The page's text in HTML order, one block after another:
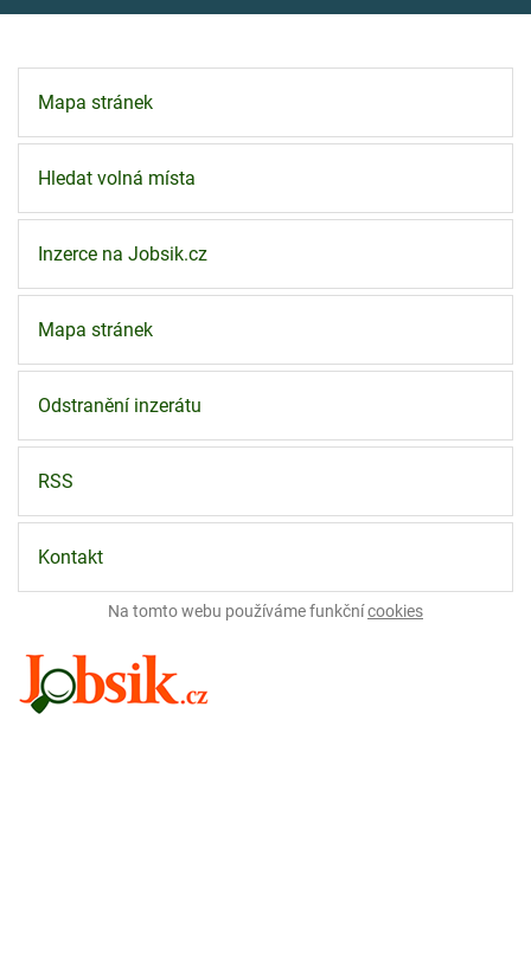
Mapa stránek
Hledat volná místa
Inzerce na Jobsik.cz
Mapa stránek
Odstranění inzerátu
RSS
Kontakt
Na tomto webu používáme funkčnícookies